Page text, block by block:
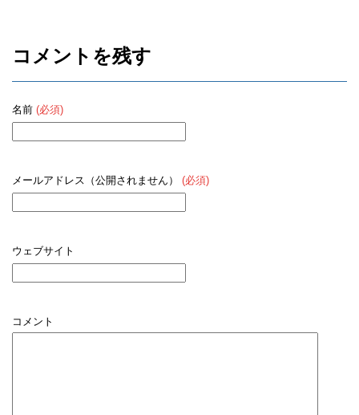
コメントを残す
名前 (必須)
メールアドレス（公開されません） (必須)
ウェブサイト
コメント